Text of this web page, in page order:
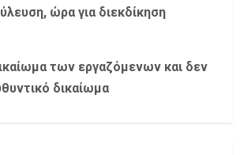
ώρα για διεκδίκηση
των εργαζόμενων και δεν
δικαίωμα